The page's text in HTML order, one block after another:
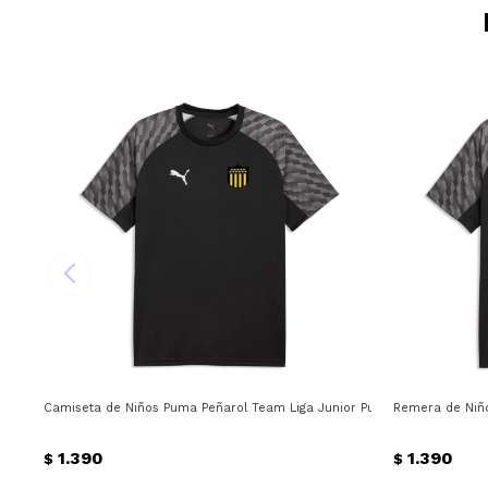
Camiseta de Niños Puma Peñarol Team Liga Junior Puma - Amarillo
$ 1.390
Remera de
$ 1.390